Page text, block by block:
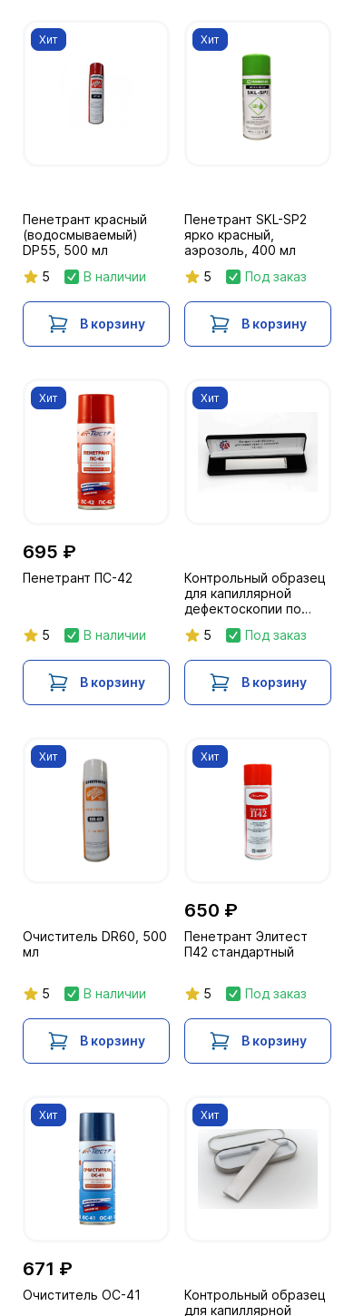
Хит
Пенетрант красный
(водосмываемый)
DP55, 500 мл
5
В наличии
В корзину
Хит
Пенетрант SKL-SP2
ярко красный,
аэрозоль, 400 мл
5
Под заказ
В корзину
Хит
695 ₽
Пенетрант ПС-42
5 В наличии
В корзину
Хит
Контрольный образец
для капиллярной
дефектоскопии по
чувствительности II
5 Под заказ
В корзину
Хит
Очиститель DR60, 500
мл
5 В наличии
В корзину
Хит
650 ₽
Пенетрант Элитест
П42 стандартный
5 Под заказ
В корзину
Хит
671 ₽
Очиститель ОС-41
Хит
Контрольный образец
для капиллярной